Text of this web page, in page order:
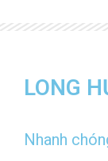
LONG
Nhanh